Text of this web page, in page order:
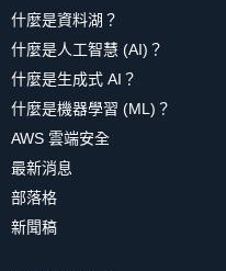
什麼是資料湖？
什麼是人工智慧 (AI)？
什麼是生成式 AI？
什麼是機器學習 (ML)？
AWS 雲端安全
最新消息
部落格
新聞稿